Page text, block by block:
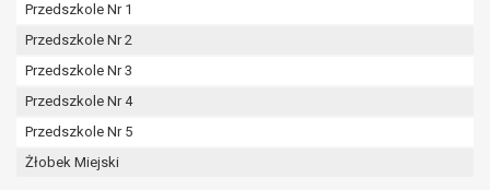
Przedszkole Nr 1
Przedszkole Nr 2
Przedszkole Nr 3
Przedszkole Nr 4
Przedszkole Nr 5
Żłobek Miejski
dobrowolne albo jest wymogiem ustawowym lub
umownym.
Pani/Pana dane nie będą poddawane
tym również profilowaniu.